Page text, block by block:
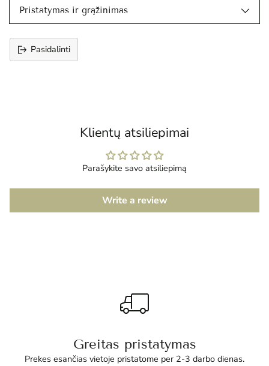
Pristatymas ir grąžinimas
Pasidalinti
Klientų atsiliepimai
Parašykite savo atsiliepimą
Write a review
Greitas pristatymas
Prekes esančias vietoje pristatome per 2-3 darbo dienas.